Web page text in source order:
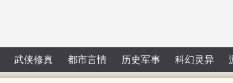
武侠修真 都市言情 历史军事 科幻灵异